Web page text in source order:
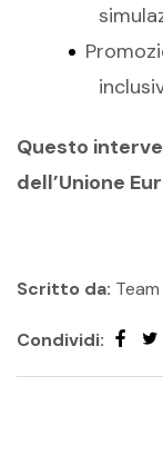
Questo
dell’Unione
Scritto da: Team
Condividi: